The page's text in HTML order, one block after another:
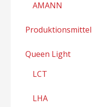
AMANN
Produktionsmittel
Queen Light
LCT
LHA